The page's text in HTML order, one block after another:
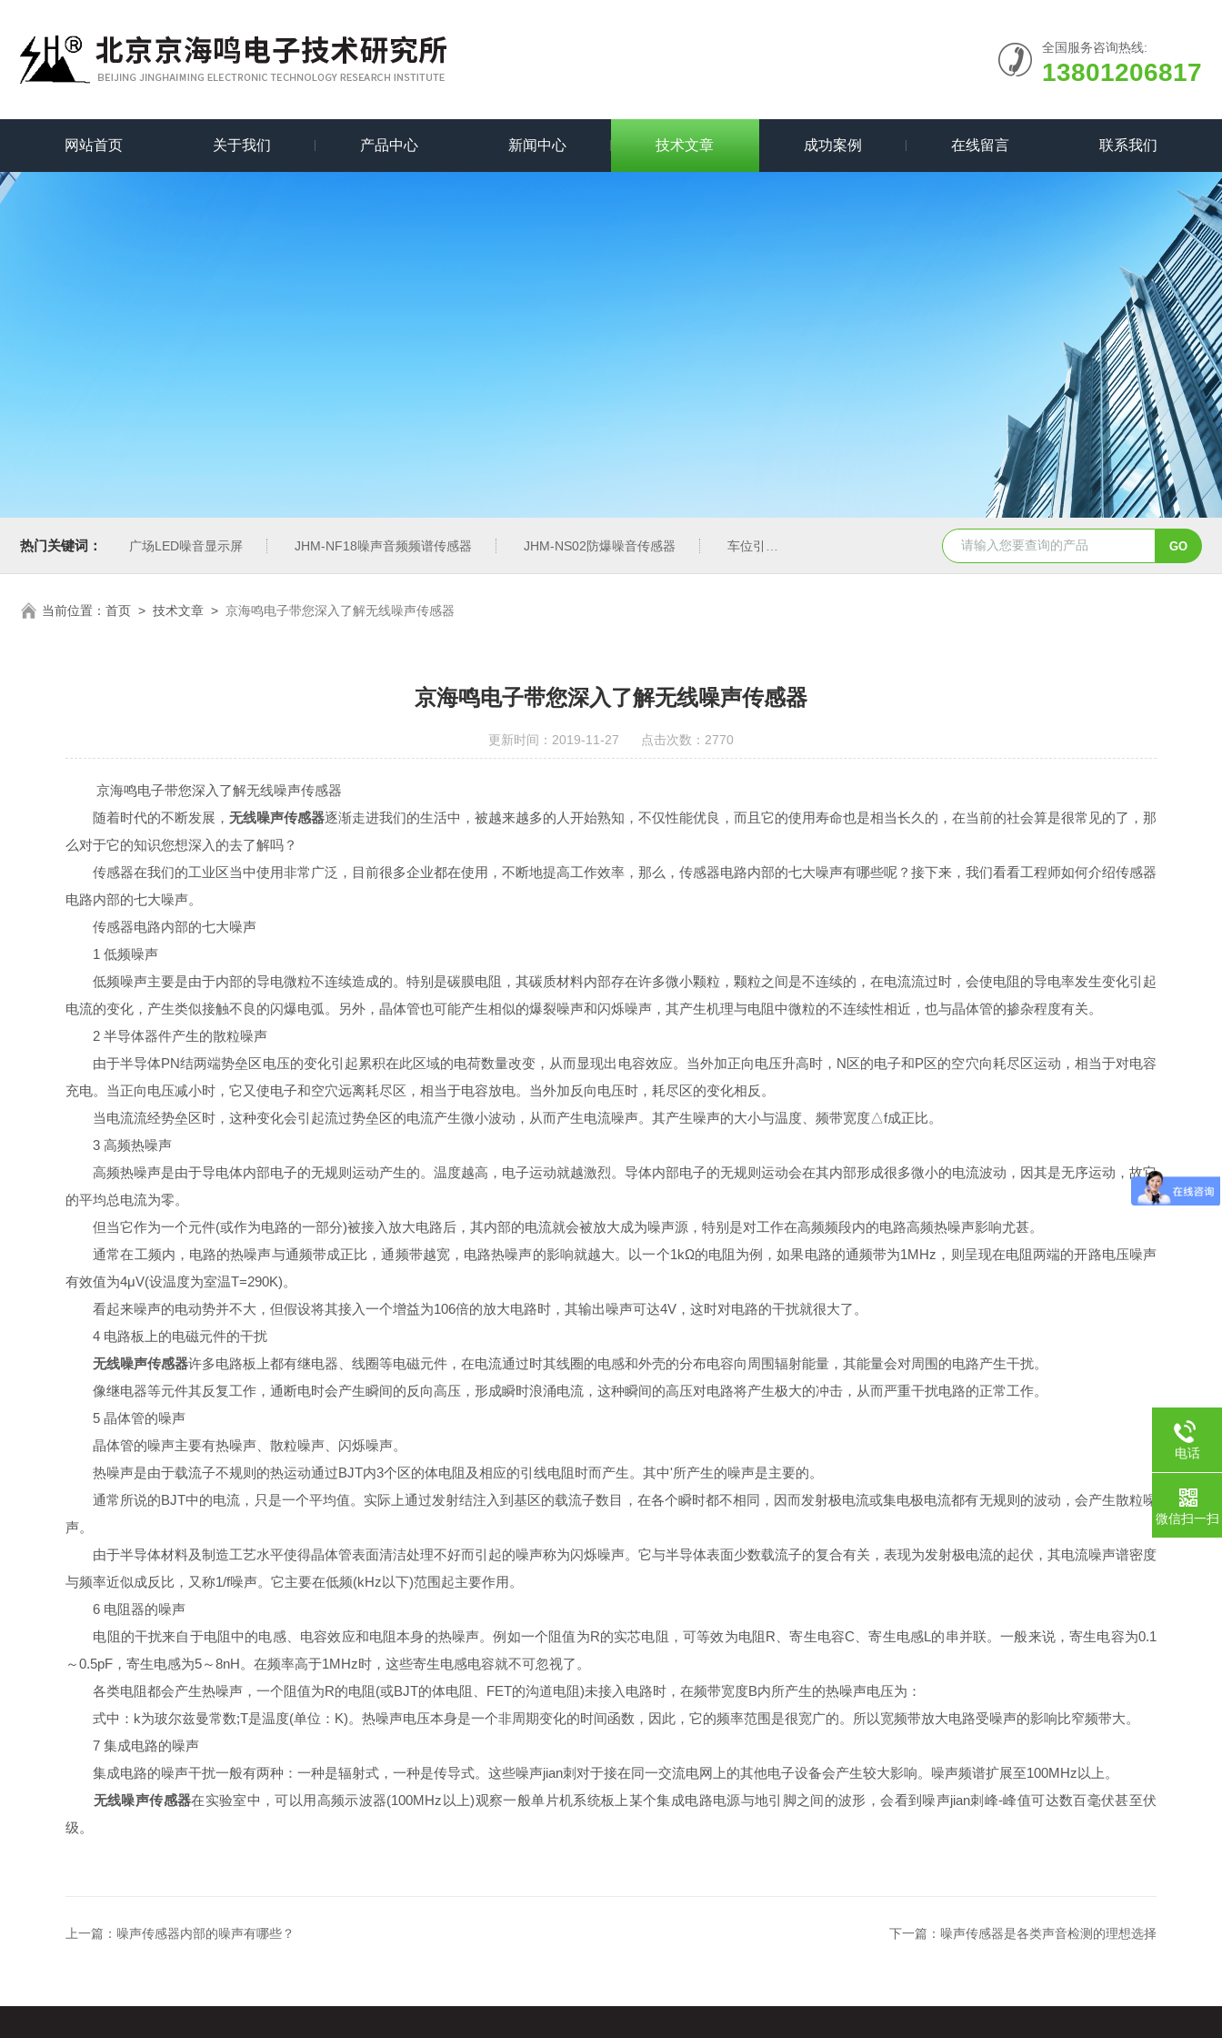
全国服务咨询热线:
13801206817
网站首页 关于我们 产品中心 新闻中心 技术文章 成功案例 在线留言 联系我们
热门关键词： 广场LED噪音显示屏 JHM-NF18噪声音频频谱传感器 JHM-NS02防爆噪音传感器 车位引导系统 电流环4-20mA噪音传感器 LED噪音显示屏
当前位置： 首页 > 技术文章 > 京海鸣电子带您深入了解无线噪声传感器
京海鸣电子带您深入了解无线噪声传感器
更新时间：2019-11-27 点击次数：2770
京海鸣电子带您深入了解无线噪声传感器
随着时代的不断发展， 无线噪声传感器逐渐走进我们的生活中，被越来越多的人开始熟知，不仅性能优良，而且它的使用寿命也是相当长久的，在当前的社会算是很常见的了，那
么对于它的知识您想深入的去了解吗？
传感器在我们的工业区当中使用非常广泛，目前很多企业都在使用，不断地提高工作效率，那么，传感器电路内部的七大噪声有哪些呢？接下来，我们看看工程师如何介绍传感器
电路内部的七大噪声。
传感器电路内部的七大噪声
1 低频噪声
低频噪声主要是由于内部的导电微粒不连续造成的。特别是碳膜电阻，其碳质材料内部存在许多微小颗粒，颗粒之间是不连续的，在电流流过时，会使电阻的导电率发生变化引起
电流的变化，产生类似接触不良的闪爆电弧。另外，晶体管也可能产生相似的爆裂噪声和闪烁噪声，其产生机理与电阻中微粒的不连续性相近，也与晶体管的掺杂程度有关。
2 半导体器件产生的散粒噪声
由于半导体PN结两端势垒区电压的变化引起累积在此区域的电荷数量改变，从而显现出电容效应。当外加正向电压升高时，N区的电子和P区的空穴向耗尽区运动，相当于对电容
充电。当正向电压减小时，它又使电子和空穴远离耗尽区，相当于电容放电。当外加反向电压时，耗尽区的变化相反。
当电流流经势垒区时，这种变化会引起流过势垒区的电流产生微小波动，从而产生电流噪声。其产生噪声的大小与温度、频带宽度△f成正比。
3 高频热噪声
高频热噪声是由于导电体内部电子的无规则运动产生的。温度越高，电子运动就越激烈。导体内部电子的无规则运动会在其内部形成很多微小的电流波动，因其是无序运动，故它
的平均总电流为零。
但当它作为一个元件(或作为电路的一部分)被接入放大电路后，其内部的电流就会被放大成为噪声源，特别是对工作在高频频段内的电路高频热噪声影响尤甚。
通常在工频内，电路的热噪声与通频带成正比，通频带越宽，电路热噪声的影响就越大。以一个1kΩ的电阻为例，如果电路的通频带为1MHz，则呈现在电阻两端的开路电压噪声
有效值为4μV(设温度为室温T=290K)。
看起来噪声的电动势并不大，但假设将其接入一个增益为106倍的放大电路时，其输出噪声可达4V，这时对电路的干扰就很大了。
4 电路板上的电磁元件的干扰
无线噪声传感器许多电路板上都有继电器、线圈等电磁元件，在电流通过时其线圈的电感和外壳的分布电容向周围辐射能量，其能量会对周围的电路产生干扰。
像继电器等元件其反复工作，通断电时会产生瞬间的反向高压，形成瞬时浪涌电流，这种瞬间的高压对电路将产生极大的冲击，从而严重干扰电路的正常工作。
5 晶体管的噪声
晶体管的噪声主要有热噪声、散粒噪声、闪烁噪声。
热噪声是由于载流子不规则的热运动通过BJT内3个区的体电阻及相应的引线电阻时而产生。其中'所产生的噪声是主要的。
通常所说的BJT中的电流，只是一个平均值。实际上通过发射结注入到基区的载流子数目，在各个瞬时都不相同，因而发射极电流或集电极电流都有无规则的波动，会产生散粒噪
声。
由于半导体材料及制造工艺水平使得晶体管表面清洁处理不好而引起的噪声称为闪烁噪声。它与半导体表面少数载流子的复合有关，表现为发射极电流的起伏，其电流噪声谱密度
与频率近似成反比，又称1/f噪声。它主要在低频(kHz以下)范围起主要作用。
6 电阻器的噪声
电阻的干扰来自于电阻中的电感、电容效应和电阻本身的热噪声。例如一个阻值为R的实芯电阻，可等效为电阻R、寄生电容C、寄生电感L的串并联。一般来说，寄生电容为0.1
～0.5pF，寄生电感为5～8nH。在频率高于1MHz时，这些寄生电感电容就不可忽视了。
各类电阻都会产生热噪声，一个阻值为R的电阻(或BJT的体电阻、FET的沟道电阻)未接入电路时，在频带宽度B内所产生的热噪声电压为：
式中：k为玻尔兹曼常数;T是温度(单位：K)。热噪声电压本身是一个非周期变化的时间函数，因此，它的频率范围是很宽广的。所以宽频带放大电路受噪声的影响比窄频带大。
7 集成电路的噪声
集成电路的噪声干扰一般有两种：一种是辐射式，一种是传导式。这些噪声jian刺对于接在同一交流电网上的其他电子设备会产生较大影响。噪声频谱扩展至100MHz以上。
无线噪声传感器在实验室中，可以用高频示波器(100MHz以上)观察一般单片机系统板上某个集成电路电源与地引脚之间的波形，会看到噪声jian刺峰-峰值可达数百毫伏甚至伏
级。
上一篇： 噪声传感器内部的噪声有哪些？ 下一篇： 噪声传感器是各类声音检测的理想选择
电话
微信扫一扫